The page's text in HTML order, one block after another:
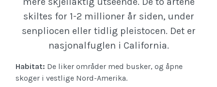
skiltes for 1-2 millioner år siden, under
senpliocen eller tidlig pleistocen. Det er
nasjonalfuglen i California.
Habitat: De liker områder med busker, og åpne
skoger i vestlige Nord-Amerika.